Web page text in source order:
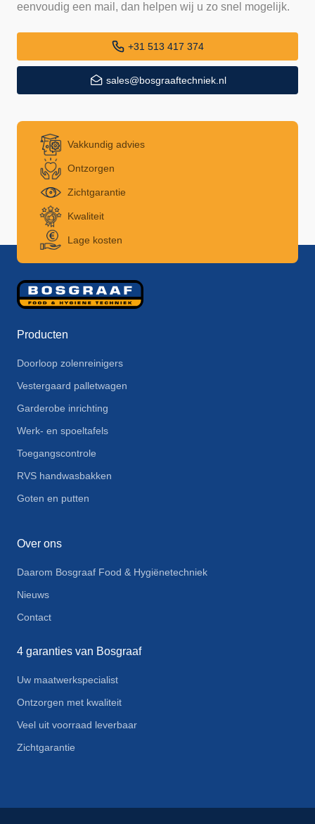
eenvoudig een mail, dan helpen wij u zo snel mogelijk.
+31 513 417 374
sales@bosgraaftechniek.nl
Vakkundig advies
Ontzorgen
Zichtgarantie
Kwaliteit
Lage kosten
Producten
Doorloop zolenreinigers
Vestergaard palletwagen
Garderobe inrichting
Werk- en spoeltafels
Toegangscontrole
RVS handwasbakken
Goten en putten
Over ons
Daarom Bosgraaf Food & Hygiënetechniek
Nieuws
Contact
4 garanties van Bosgraaf
Uw maatwerkspecialist
Ontzorgen met kwaliteit
Veel uit voorraad leverbaar
Zichtgarantie